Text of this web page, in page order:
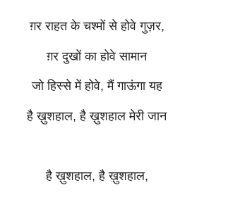
ग़र राहत के चश्मों से होवे गुज़र,
ग़र दुखों का होवे सामान
जो हिस्से में होवे, मैं गाऊंगा यह
है ख़ुशहाल, है ख़ुशहाल मेरी जान
है ख़ुशहाल, है ख़ुशहाल,